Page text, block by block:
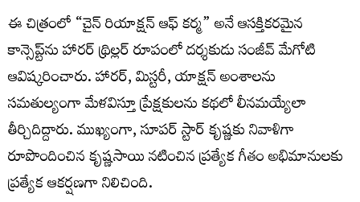
ఈ చిత్రంలో “చైన్ రియాక్షన్ ఆఫ్ కర్మ” అనే ఆసక్తికరమైన
కాన్సెప్ట్‌ను హారర్ థ్రిల్లర్ రూపంలో దర్శకుడు సంజీవ్ మేగోటి
ఆవిష్కరించారు. హారర్, మిస్టరీ, యాక్షన్ అంశాలను
సమతుల్యంగా మేళవిస్తూ ప్రేక్షకులను కథలో లీనమయ్యేలా
తీర్చిదిద్దారు. ముఖ్యంగా, సూపర్ స్టార్ కృష్ణకు నివాళిగా
రూపొందించిన కృష్ణసాయి నటించిన ప్రత్యేక గీతం అభిమానులకు
ప్రత్యేక ఆకర్షణగా నిలిచింది.